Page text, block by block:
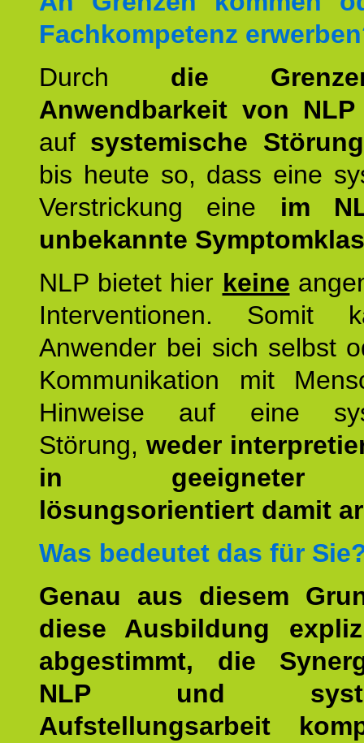
Fachkompetenz
Durch die
Anwendbarkeit von NLP
auf systemische
bis heute so, dass eine
Verstrickung eine im
unbekannte
NLP bietet hier keine
Interventionen. Somit
Anwender bei sich selbst
Kommunikation mit
Hinweise auf eine
Störung, weder
in geeigneter
lösungsorientiert damit
Was bedeutet das für
Genau aus diesem
diese Ausbildung
abgestimmt, die
NLP und
Aufstellungsarbeit